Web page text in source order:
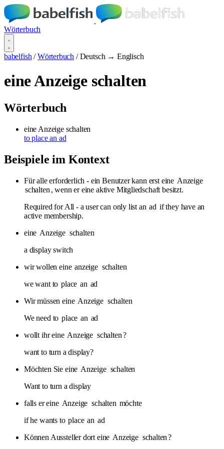
Wörterbuch
babelfish / Wörterbuch / Deutsch → Englisch
eine Anzeige schalten
Wörterbuch
eine Anzeige schalten
to place an ad
Beispiele im Kontext
Für alle erforderlich - ein Benutzer kann erst eine Anzeige
schalten , wenn er eine aktive Mitgliedschaft besitzt.
Required for All - a user can only list an ad if they have an
active membership.
eine Anzeige schalten
a display switch
wir wollen eine anzeige schalten
we want to place an ad
Wir müssen eine Anzeige schalten
We need to place an ad
wollt ihr eine Anzeige schalten?
want to turn a display?
Möchten Sie eine Anzeige schalten
Want to turn a display
falls er eine Anzeige schalten möchte
if he wants to place an ad
Können Aussteller dort eine Anzeige schalten?